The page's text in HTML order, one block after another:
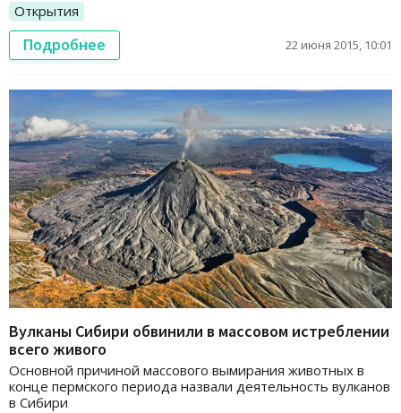
Открытия
Подробнее 22 июня 2015, 10:01
Вулканы Сибири обвинили в массовом истреблении
всего живого
Основной причиной массового вымирания животных в
конце пермского периода назвали деятельность вулканов
в Сибири